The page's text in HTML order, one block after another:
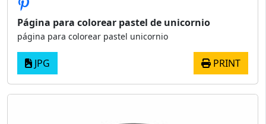
Página para colorear pastel de unicornio
página para colorear pastel unicornio
JPG PRINT